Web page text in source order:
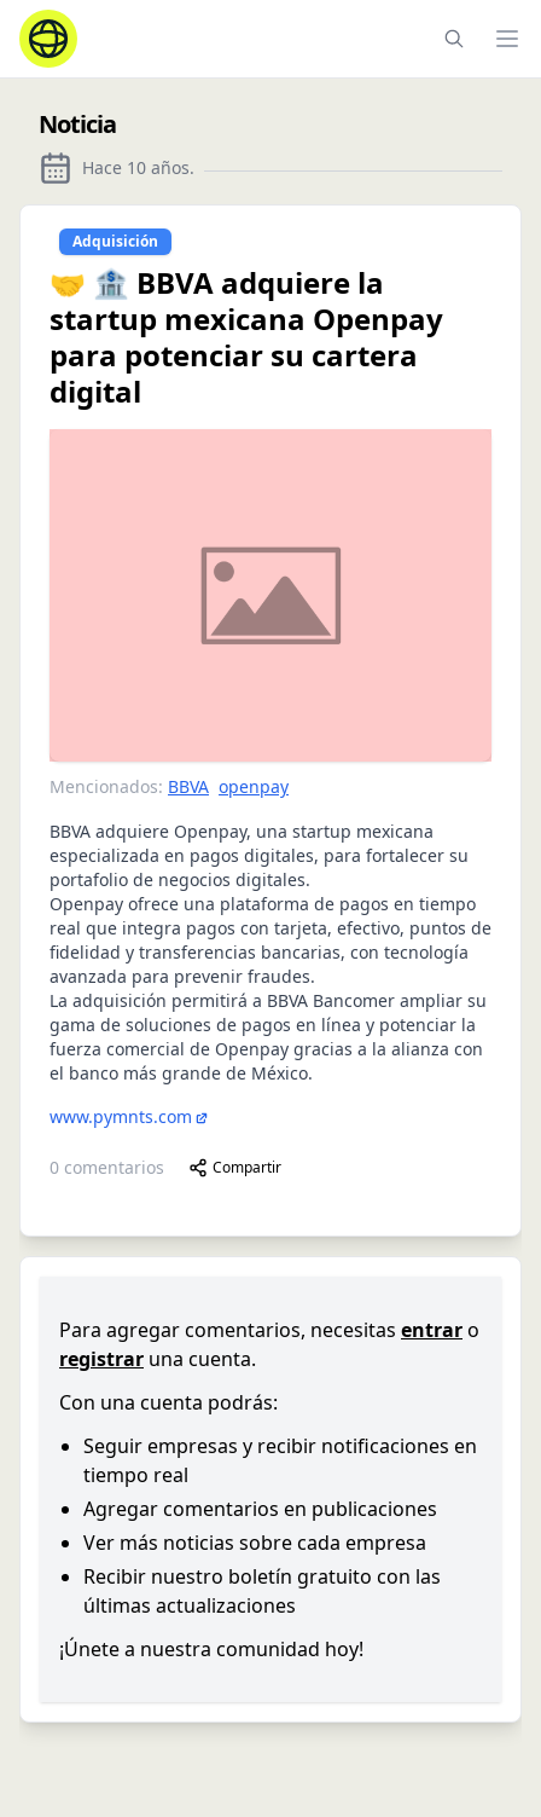
Noticia
Hace 10 años.
Adquisición
🤝 🏦 BBVA adquiere la
startup mexicana Openpay
para potenciar su cartera
digital
Mencionados: BBVA openpay
BBVA adquiere Openpay, una startup mexicana
especializada en pagos digitales, para fortalecer su
portafolio de negocios digitales.
Openpay ofrece una plataforma de pagos en tiempo
real que integra pagos con tarjeta, efectivo, puntos de
fidelidad y transferencias bancarias, con tecnología
avanzada para prevenir fraudes.
La adquisición permitirá a BBVA Bancomer ampliar su
gama de soluciones de pagos en línea y potenciar la
fuerza comercial de Openpay gracias a la alianza con
el banco más grande de México.
www.pymnts.com
0 comentarios Compartir
Para agregar comentarios, necesitas entraro
registrar una cuenta.
Con una cuenta podrás:
Seguir empresas y recibir notificaciones en
tiempo real
Agregar comentarios en publicaciones
Ver más noticias sobre cada empresa
Recibir nuestro boletín gratuito con las
últimas actualizaciones
¡Únete a nuestra comunidad hoy!